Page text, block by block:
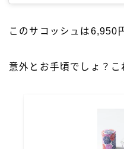
このサコッシュは6,950
意外とお手頃でしょ？こ